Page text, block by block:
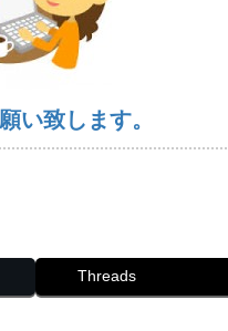
い致します。
Threads